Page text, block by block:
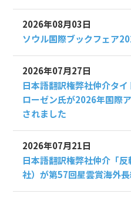
2026年08月03日
ソウル国際ブックフェア
2026年07月27日
日本語翻訳権弊社仲介タ
ローゼン氏が2026年国際
されました
2026年07月21日
日本語翻訳権弊社仲介「
社）が第57回星雲賞海外